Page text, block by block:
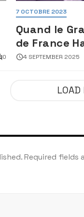
0
7 OCTOBRE 2023
Quand le
de France
déshonore
4 SEPTEMBER 2025
LOAD
Required fields